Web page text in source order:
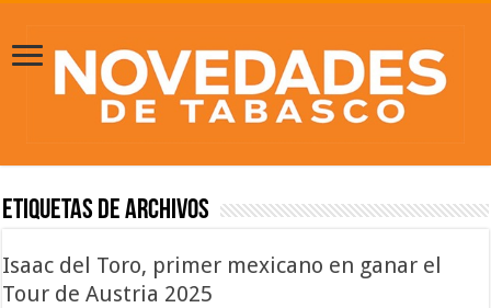
Etiquetas de Archivos
Isaac del Toro, primer mexicano en ganar el
Tour de Austria 2025